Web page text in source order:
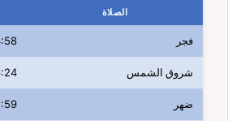
الصلاة
فجر AM
شروق الشمس AM
ضهر PM